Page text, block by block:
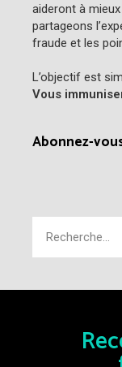
aideront à
partageons
fraude et les
L’objectif est
Vous
Abonnez-